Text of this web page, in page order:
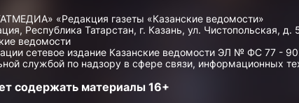
«Редакция газеты «Казанские ведомости»
Республика Татарстан, г. Казань, ул. Чистопольская, д.
ведомости
сетевое издание Казанские ведомости ЭЛ № ФС 77 -
службой по надзору в сфере связи, информационных
содержать материалы 16+